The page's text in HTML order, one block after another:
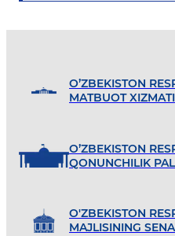
O’ZBEKISTON
MATBUOT XIZMATI
O’ZBEKISTON
QONUNCHILIK
O'ZBEKISTON
MAJLISINING